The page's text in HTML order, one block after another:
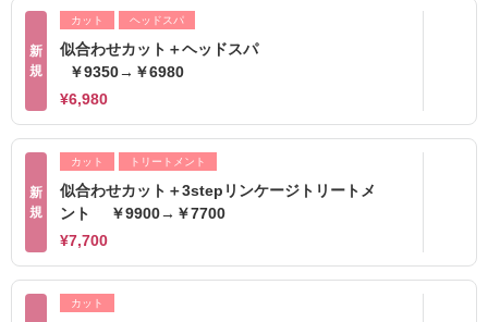
新
規
カット ヘッドスパ
似合わせカット＋ヘッドスパ
￥9350→￥6980
¥6,980
新
規
カット トリートメント
似合わせカット＋3stepリンケージトリートメ
ント ￥9900→￥7700
¥7,700
カット